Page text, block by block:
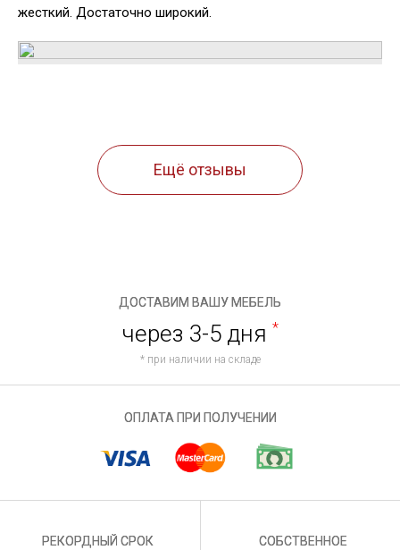
жесткий. Достаточно широкий.
Ещё отзывы
ДОСТАВИМ ВАШУ МЕБЕЛЬ
через 3-5 дня *
* при наличии на складе
ОПЛАТА ПРИ ПОЛУЧЕНИИ
РЕКОРДНЫЙ СРОК
СОБСТВЕННОЕ